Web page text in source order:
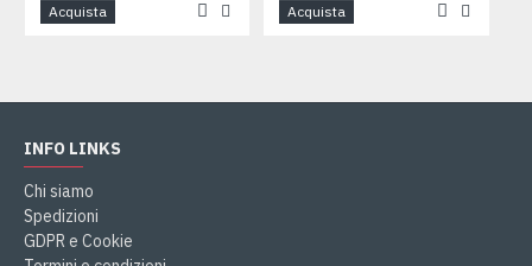
Acquista Acquista
INFO LINKS
Chi siamo
Spedizioni
GDPR e Cookie